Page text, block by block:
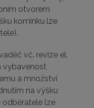
otvorem
komínku lze
vč. revize el.
vybavenost
a množství
na výšku
odběratele lze